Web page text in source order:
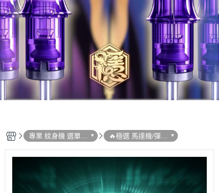
專業 紋身機 選單列
表
🔥極選 馬達機/彈片
機 系列